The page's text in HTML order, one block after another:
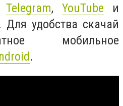
Telegram,YouTube и
Для удобства скачай
мобильное
.